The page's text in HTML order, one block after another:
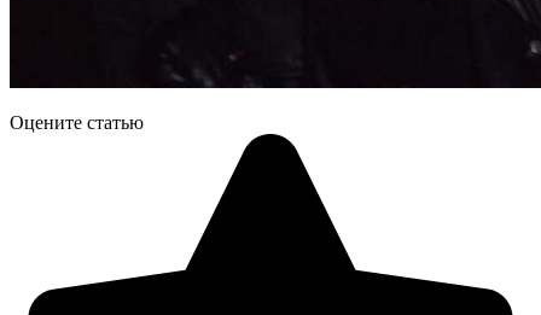
Оцените статью